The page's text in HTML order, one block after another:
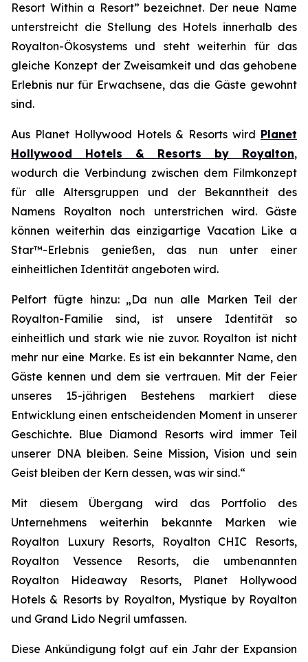
Resort Within a Resort” bezeichnet. Der neue Name
unterstreicht die Stellung des Hotels innerhalb des
Royalton-Ökosystems und steht weiterhin für das
gleiche Konzept der Zweisamkeit und das gehobene
Erlebnis nur für Erwachsene, das die Gäste gewohnt
sind.
Aus Planet Hollywood Hotels & Resorts wird Planet
Hollywood Hotels & Resorts by Royalton,
wodurch die Verbindung zwischen dem Filmkonzept
für alle Altersgruppen und der Bekanntheit des
Namens Royalton noch unterstrichen wird. Gäste
können weiterhin das einzigartige Vacation Like a
Star™-Erlebnis genießen, das nun unter einer
einheitlichen Identität angeboten wird.
Pelfort fügte hinzu: „Da nun alle Marken Teil der
Royalton-Familie sind, ist unsere Identität so
einheitlich und stark wie nie zuvor. Royalton ist nicht
mehr nur eine Marke. Es ist ein bekannter Name, den
Gäste kennen und dem sie vertrauen. Mit der Feier
unseres 15-jährigen Bestehens markiert diese
Entwicklung einen entscheidenden Moment in unserer
Geschichte. Blue Diamond Resorts wird immer Teil
unserer DNA bleiben. Seine Mission, Vision und sein
Geist bleiben der Kern dessen, was wir sind.“
Mit diesem Übergang wird das Portfolio des
Unternehmens weiterhin bekannte Marken wie
Royalton Luxury Resorts, Royalton CHIC Resorts,
Royalton Vessence Resorts, die umbenannten
Royalton Hideaway Resorts, Planet Hollywood
Hotels & Resorts by Royalton, Mystique by Royalton
und Grand Lido Negril umfassen.
Diese Ankündigung folgt auf ein Jahr der Expansion